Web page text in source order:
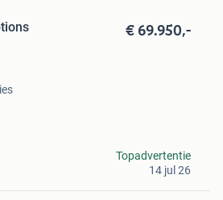
€ 69.950,-
Topadvertentie
14 jul 26